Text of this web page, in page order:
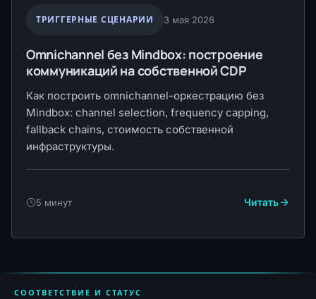
ТРИГГЕРНЫЕ СЦЕНАРИИ 3 мая 2026
Omnichannel без Mindbox: построение
коммуникаций на собственной CDP
Как построить omnichannel-оркестрацию без
Mindbox: channel selection, frequency capping,
fallback chains, стоимость собственной
инфраструктуры.
5 минут Читать
СООТВЕТСТВИЕ И СТАТУС